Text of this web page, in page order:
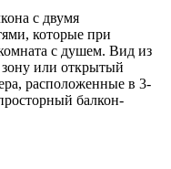
с двумя
которые при
с душем. Вид из
или открытый
расположенные в 3-
балкон-